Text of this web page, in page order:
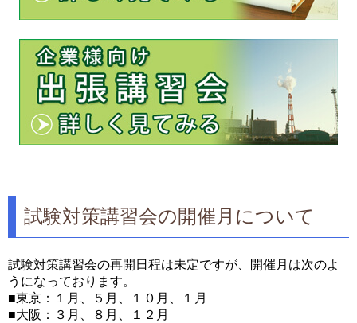
試験対策講習会の開催月について
試験対策講習会の再開日程は未定ですが、開催月は次のよ
うになっております。
■東京：１月、５月、１０月、１月
■大阪：３月、８月、１２月